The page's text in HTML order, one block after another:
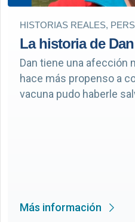
HISTORIAS REALES,
La historia de
Dan tiene una afección
hace más propenso a
vacuna pudo haberle
Más información